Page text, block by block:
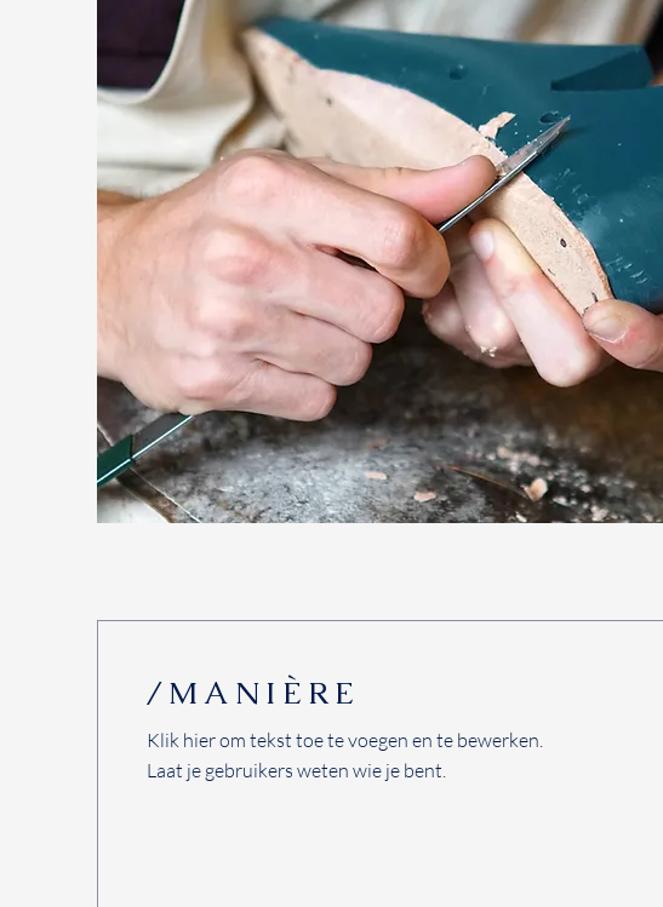
/MANIÈRE
Klik hier om tekst toe te voegen en te bewerken.​
Laat je gebruikers weten wie je bent.